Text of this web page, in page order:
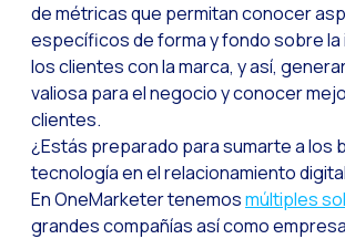
de métricas que permitan conocer
específicos de forma y fondo sobre
los clientes con la marca, y así,
valiosa para el negocio y conocer
clientes.
¿Estás preparado para sumarte a los
tecnología en el relacionamiento
En OneMarketer tenemosmúltiples
grandes compañías así como